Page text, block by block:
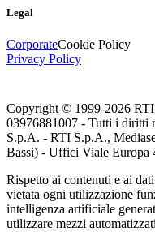
Legal
CorporateCookie Policy
Privacy Policy
Copyright © 1999-2026
03976881007 - Tutti i diritti
S.p.A. - RTI S.p.A.,
Bassi) - Uffici Viale Europa
Rispetto ai contenuti e ai
vietata ogni utilizzazione
intelligenza artificiale
utilizzare mezzi